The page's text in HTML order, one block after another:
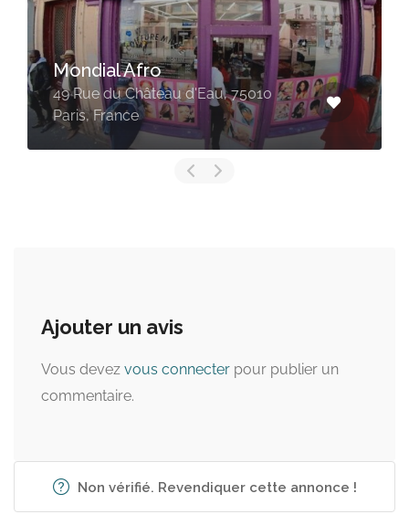
Mondial Afro
49 Rue du Château d'Eau, 75010
Paris, France
Ajouter un avis
Vous devez vous connecter pour publier un
commentaire.
Non vérifié. Revendiquer cette annonce !